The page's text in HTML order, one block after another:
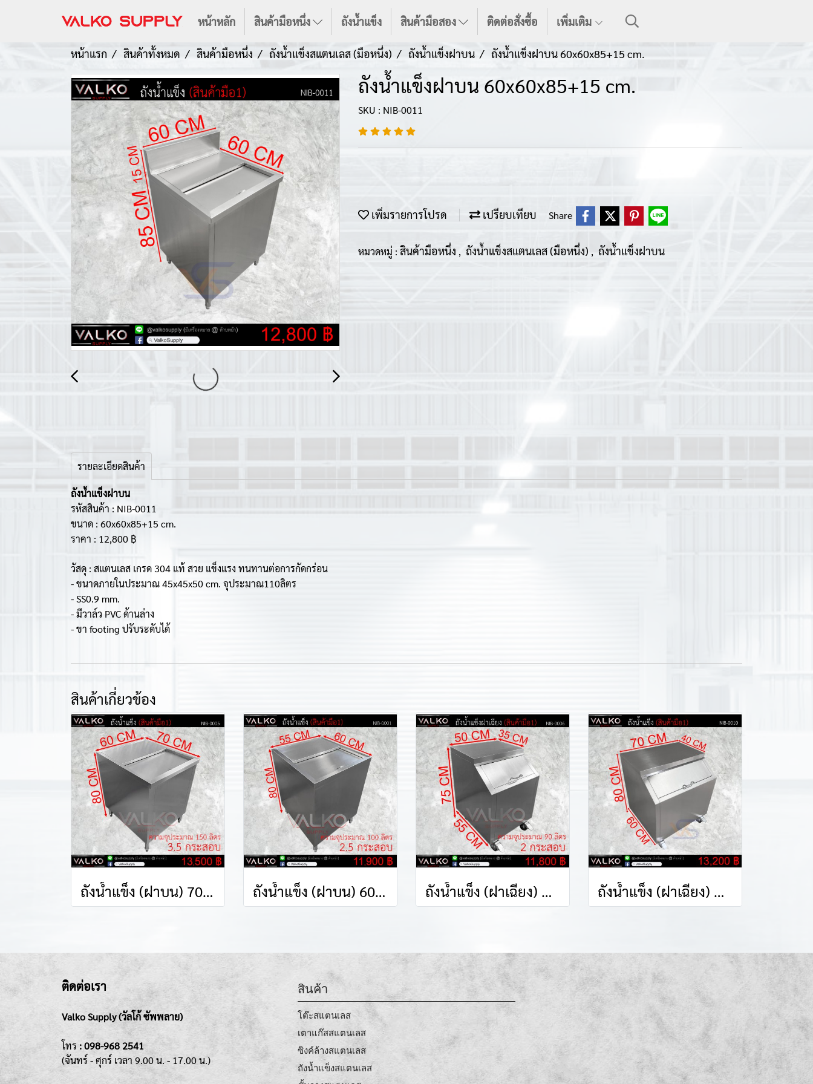
หน้าหลัก สินค้ามือหนึ่ง ถังน้ำแข็ง สินค้ามือสอง ติดต่อสั่งซื้อ เพิ่มเติม
หน้าแรก สินค้าทั้งหมด สินค้ามือหนึ่ง ถังน้ำแข็งสแตนเลส (มือหนึ่ง) ถังน้ำแข็งฝาบน ถังน้ำแข็งฝาบน 60x60x85+15 cm.
ถังน้ำแข็งฝาบน 60x60x85+15 cm.
SKU : NIB-0011
เพิ่มรายการโปรด เปรียบเทียบ Share
หมวดหมู่ : สินค้ามือหนึ่ง , ถังน้ำแข็งสแตนเลส (มือหนึ่ง) , ถังน้ำแข็งฝาบน
รายละเอียดสินค้า
ถังน้ำแข็งฝาบน
รหัสสินค้า : NIB-0011
ขนาด : 60x60x85+15 cm.
ราคา : 12,800 ฿
วัสดุ : สแตนเลส เกรด 304 แท้ สวย แข็งแรง ทนทานต่อการกัดกร่อน
- ขนาดภายในประมาณ 45x45x50 cm. จุประมาณ110ลิตร
- SS0.9 mm.
- มีวาล์ว PVC ด้านล่าง
- ขา footing ปรับระดับได้
สินค้าเกี่ยวข้อง
ถังน้ำแข็ง (ฝาบน) 70x60x80 cm. ถังน้ำแข็ง (ฝาบน) 60x55x80 cm. ถังน้ำแข็ง (ฝาเฉียง) มีล้อ 55x50x75 cm. ถังน้ำแข็ง (ฝาเฉียง) มีล้อ 60x70x80 cm.
ติดต่อเรา
Valko Supply (วัลโก้ ซัพพลาย)
โทร :098-968 2541
(จันทร์ - ศุกร์ เวลา 9.00 น. - 17.00 น.)
สินค้า
โต๊ะสแตนเลส
เตาแก๊สสแตนเลส
ซิงค์ล้างสแตนเลส
ถังน้ำแข็งสแตนเลส